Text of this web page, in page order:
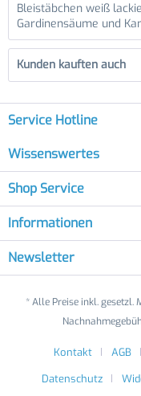
Bleistäbchen weiß
Gardinensäume und
Kunden kauften auch
Service Hotline
Wissenswertes
Shop Service
Informationen
Newsletter
* Alle Preise inkl. gesetzl.
Kontakt AGB
Datenschutz